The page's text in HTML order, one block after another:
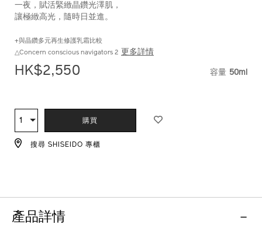
一夜，賦活緊緻晶鑽光澤肌，
讓極緻高光，隨時日並進。
+與晶鑽多元再生修護乳霜比較
△Concern conscious navigators 2 更多詳情
HK$2,550 容量 50ml
TO
CART
OPTIONS
ACTIONS
數
量
1 購買
搜尋 SHISEIDO 專櫃
產品詳情